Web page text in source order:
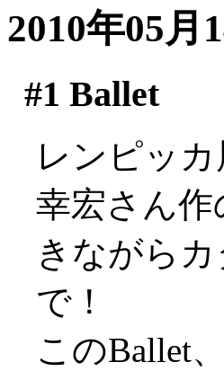
2010年05月
#1 Ballet
レンピッ
幸宏さん作
きながら
で！
このBallet